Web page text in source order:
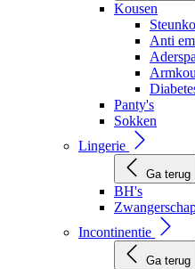
Kousen
Anti
Panty's
Sokken
Lingerie
Ga terug
BH's
Incontinentie
Ga terug